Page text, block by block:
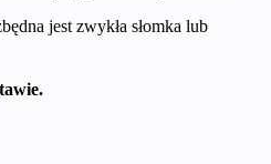
jest zwykła słomka lub